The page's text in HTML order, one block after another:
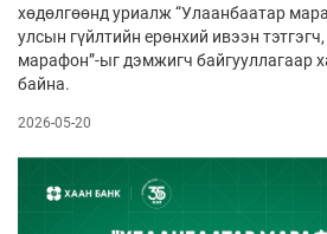
хөдөлгөөнд уриалж “Улаанбаатар
улсын гүйлтийн ерөнхий ивээн тэтгэгч,
марафон”-ыг дэмжигч байгууллагаар
байна.
2026-05-20